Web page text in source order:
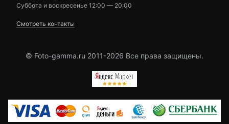
Суббота и воскресенье 12:00 — 20:00
Смотреть контакты
© Foto-gamma.ru 2011-2026 Все права защищены.